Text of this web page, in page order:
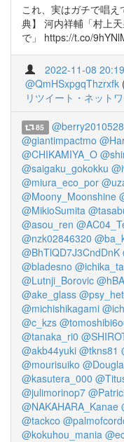
これ、実はガチで唱
典】 河内祥輔「村上
で」 https://t.co/
2022-11-08
@QmHSxpgqThzrxfk (
リツイート・ネット
85 @berry2010528
@giantimpactmo
@CHIKAMIYA_O
@saigaku_gokokku
@miura_eco_por
@Moony_Moonshine
@MikioSumita
@asou_ren
@nzk02846320
@BhTlQD7J3CndDnK
@bladesno
@Lutnji_Borovic
@ake_glass
@michishikagami
@c_kzs
@tanaka_ri0
@akb44yuki @tkns81
@mourisuiko
@kasutera_000
@julimorinop7
@NAKAHARA_Kanae
@tackco
@kokuhou_mania